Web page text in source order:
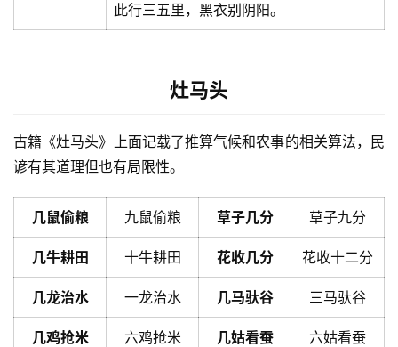
此行三五里，黑衣别阴阳。
灶马头
古籍《灶马头》上面记载了推算气候和农事的相关算法，民
谚有其道理但也有局限性。
几鼠偷粮 九鼠偷粮 草子几分 草子九分
几牛耕田 十牛耕田 花收几分 花收十二分
几龙治水 一龙治水 几马驮谷 三马驮谷
几鸡抢米 六鸡抢米 几姑看蚕 六姑看蚕